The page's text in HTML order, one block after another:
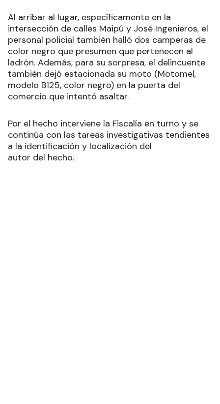
Al arribar al lugar, específicamente en la
intersección de calles Maipú y José Ingenieros, el
personal policial también halló dos camperas de
color negro que presumen que pertenecen al
ladrón. Además, para su sorpresa, el delincuente
también dejó estacionada su moto (Motomel,
modelo B125, color negro) en la puerta del
comercio que intentó asaltar.
Por el hecho interviene la Fiscalía en turno y se
continúa con las tareas investigativas tendientes
a la identificación y localización del
autor del hecho.